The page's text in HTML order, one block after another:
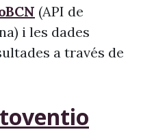
(API de
i les dades
a través de